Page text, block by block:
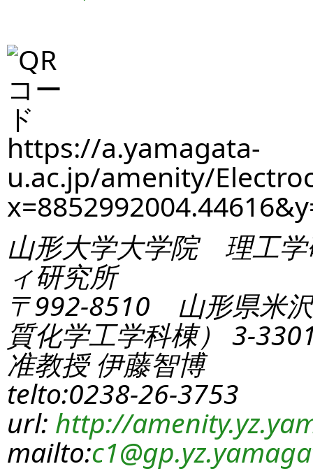
https://a.yamagata-
u.ac.jp/amenity/
山形大学大学院 理工学
ィ研究所
〒992-8510 山形県米
質化学工学科棟） 3-
准教授 伊藤智博
telto:0238-26-3753
url: http://
mailto:c1